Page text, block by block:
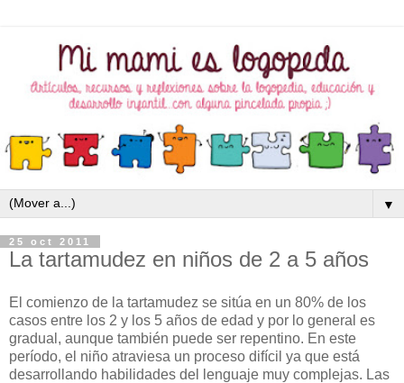
▼
25 oct 2011
La tartamudez en niños de 2 a 5 años
El comienzo de la tartamudez se sitúa en un 80% de los
casos entre los 2 y los 5 años de edad y por lo general es
gradual, aunque también puede ser repentino. En este
período, el niño atraviesa un proceso difícil ya que está
desarrollando habilidades del lenguaje muy complejas. Las